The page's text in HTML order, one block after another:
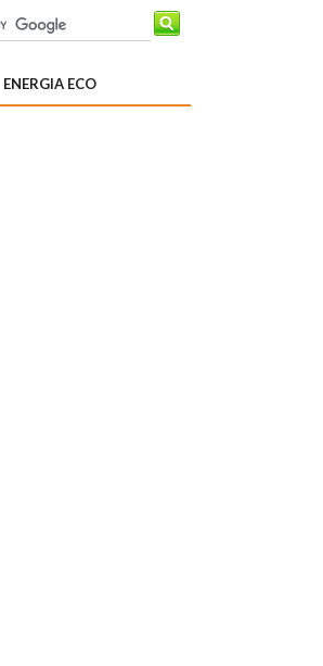
ENERGIA ECO